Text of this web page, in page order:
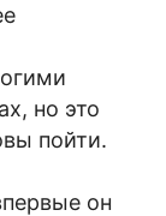
но это
пойти.
он